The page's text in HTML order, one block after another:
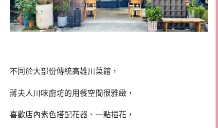
不同於大部份傳統高雄川菜館，
蔣夫人川味廚坊的用餐空間很雅緻，
喜歡店內素色搭配花器、一點插花，